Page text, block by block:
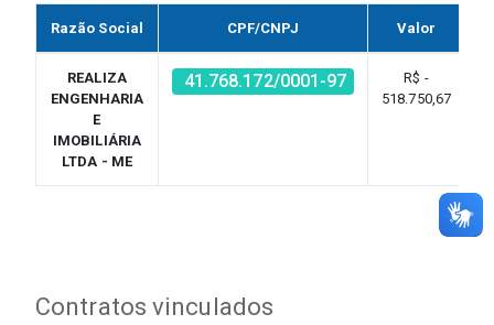
Razão Social CPF/CNPJ Valor
REALIZA
ENGENHARIA
E
IMOBILIÁRIA
LTDA - ME
41.768.172/0001-97
R$ -
518.750,67
Contratos vinculados